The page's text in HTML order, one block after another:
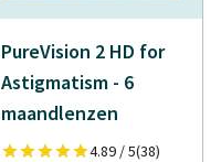
PureVision 2 HD for
Astigmatism - 6
maandlenzen
4.89 / 5(38)